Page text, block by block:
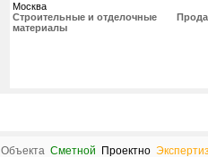
Москва
Строительные и отделочные
материалы
Объекта Сметной Проектно